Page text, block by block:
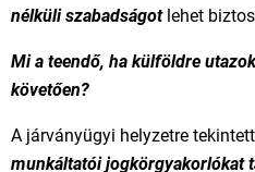
nélküli szabadságotlehet
Mi a teendő, ha külföldre
követően?
A járványügyi helyzetre
munkáltatói jogkörgyakorlókat